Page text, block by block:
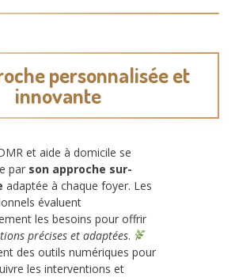
personnalisée et
innovante
et aide à domicile se
par son approche sur-
adaptée à chaque foyer. Les
évaluent
les besoins pour offrir
précises et adaptées.
des outils numériques pour
les interventions et